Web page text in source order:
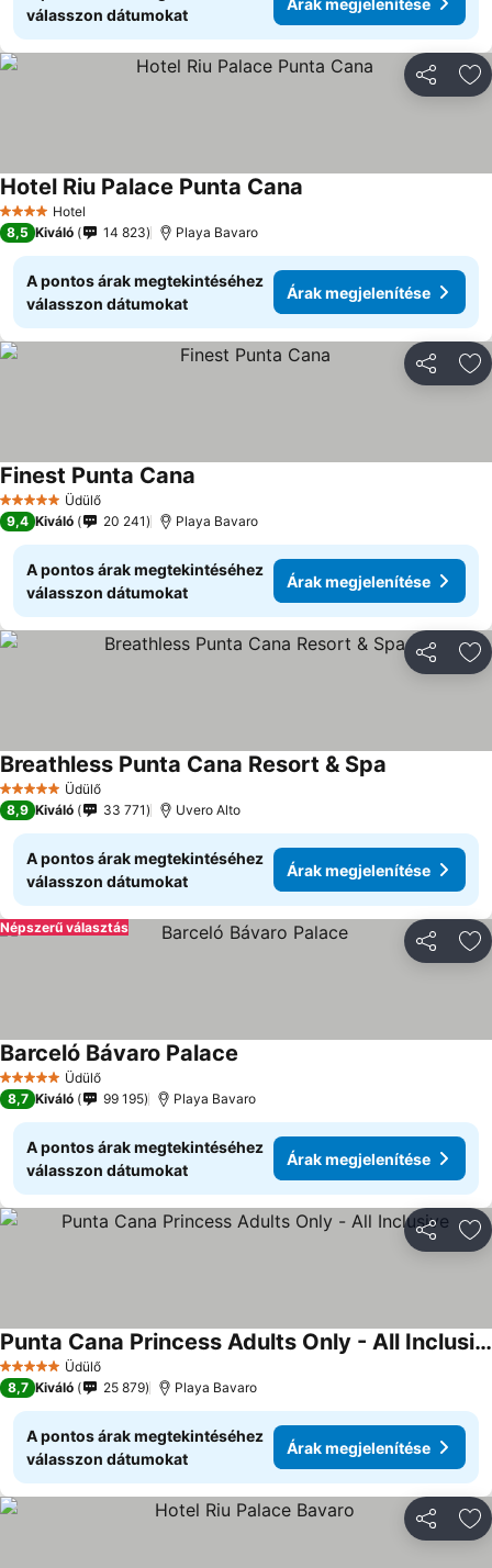
válasszon dátumokat
4 KategóriaHotel
Hotel Riu Palace Punta Cana
8,5 Kiváló 14 823 Playa Bavaro
A pontos árak megtekintéséhez
válasszon dátumokat
Árak megjelenítése
5 KategóriaÜdülő
Finest Punta Cana
9,4 Kiváló 20 241 Playa Bavaro
A pontos árak megtekintéséhez
válasszon dátumokat
Árak megjelenítése
5 KategóriaÜdülő
Breathless Punta Cana Resort & Spa
8,9 Kiváló 33 771 Uvero Alto
A pontos árak megtekintéséhez
válasszon dátumokat
Árak megjelenítése
Népszerű választás
5 KategóriaÜdülő
Barceló Bávaro Palace
8,7 Kiváló 99 195 Playa Bavaro
A pontos árak megtekintéséhez
válasszon dátumokat
Árak megjelenítése
5 KategóriaÜdülő
Punta Cana Princess Adults Only - All Inclusive
8,7 Kiváló 25 879 Playa Bavaro
A pontos árak megtekintéséhez
válasszon dátumokat
Árak megjelenítése